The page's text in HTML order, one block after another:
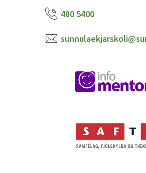
480 5400